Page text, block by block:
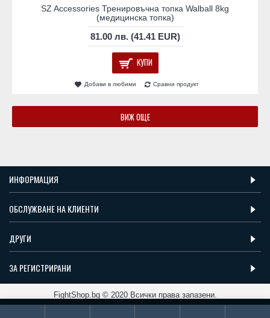
SZ Accessories Тренировъчна топка Walball 8kg
(медицинска топка)
81.00 лв. (41.41 EUR)
КУПИ
Добави в любими Сравни продукт
ВИЖ ОЩЕ
ИНФОРМАЦИЯ
ОБСЛУЖВАНЕ НА КЛИЕНТИ
ДРУГИ
ЗА РЕГИСТРИРАНИ
FightShop.bg © 2020 Всички права запазени.